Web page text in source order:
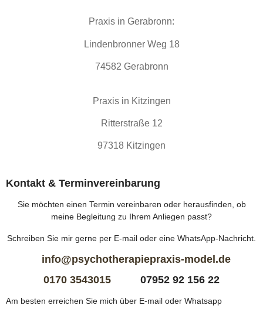
Praxis in Gerabronn:
Lindenbronner Weg 18
74582 Gerabronn
Praxis in Kitzingen
Ritterstraße 12
97318 Kitzingen
Kontakt & Terminvereinbarung
Sie möchten einen Termin vereinbaren oder herausfinden, ob
meine Begleitung zu Ihrem Anliegen passt?
Schreiben Sie mir gerne per E-mail oder eine WhatsApp-Nachricht.
info@psychotherapiepraxis-model.de
0170 3543015 07952 92 156 22
Am besten erreichen Sie mich über E-mail oder Whatsapp